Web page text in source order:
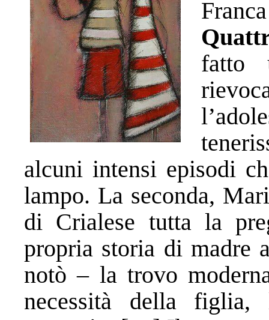
fatto
alcuni intensi episodi
lampo. La seconda,
di Crialese tutta la
propria storia di madre
notò – la trovo
necessità della